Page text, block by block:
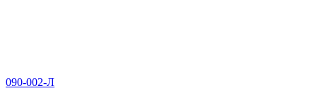
090-002-Л